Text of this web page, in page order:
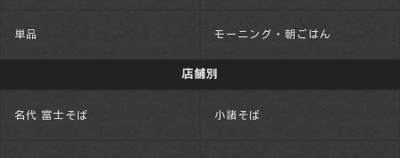
単品 モーニング・朝ごはん
店舗別
名代 富士そば 小諸そば